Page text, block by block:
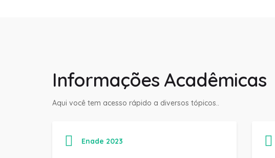
Informações Acadêmicas
Aqui você tem acesso rápido a diversos tópicos..
Enade 2023